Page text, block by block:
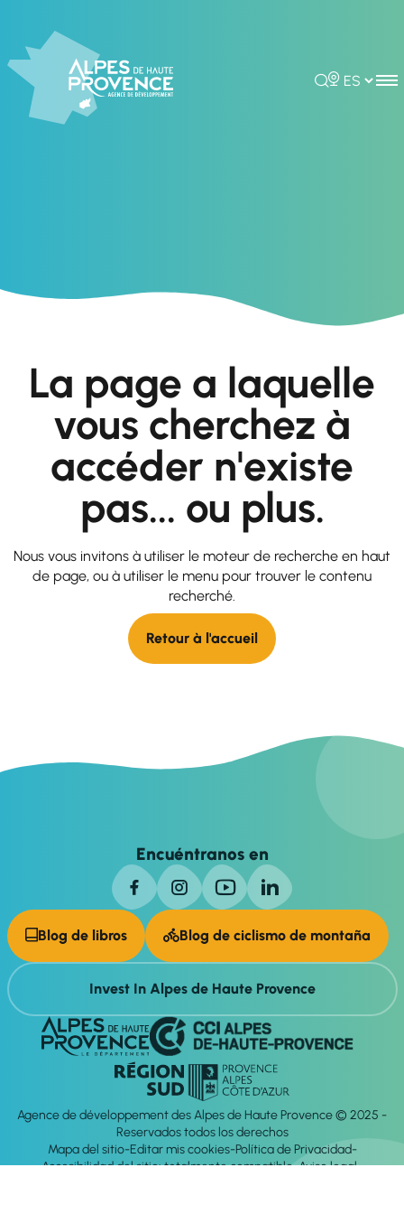
Rechercher
Choisir la
La page a laquelle
vous cherchez à
accéder n'existe
pas... ou plus.
Nous vous invitons à utiliser le moteur de recherche en haut
de page, ou à utiliser le menu pour trouver le contenu
recherché.
Retour à l'accueil
Encuéntranos en
Blog de libros Blog de ciclismo de montaña
Invest In Alpes de Haute Provence
Agence de développement des Alpes de Haute Provence © 2025 -
Reservados todos los derechos
Mapa del sitio Editar mis cookies Política de Privacidad
Accesibilidad del sitio: totalmente compatible Aviso legal